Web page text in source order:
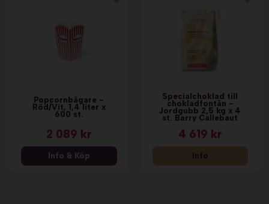
Popcornbägare -
Röd/Vit, 1,4 liter x
600 st.
2 089 kr
Info & Köp
Specialchoklad till
chokladfontän -
Jordgubb 2,5 kg x 4
st. Barry Callebaut
4 619 kr
Info